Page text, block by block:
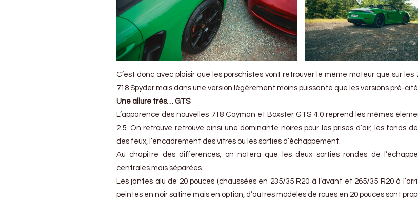
C’est donc avec plaisir que les porschistes vont retrouver le même moteur que sur les
718 Spyder mais dans une version légèrement moins puissante que les versions pré-
Une allure très… GTS
L’apparence des nouvelles 718 Cayman et Boxster GTS 4.0 reprend les mêmes
2.5. On retrouve retrouve ainsi une dominante noires pour les prises d’air, les fonds
des feux, l’encadrement des vitres ou les sorties d’échappement.
Au chapitre des différences, on notera que les deux sorties rondes de
centrales mais séparées.
Les jantes alu de 20 pouces (chaussées en 235/35 R20 à l’avant et 265/35 R20 à
peintes en noir satiné mais en option, d’autres modèles de roues en 20 pouces sont